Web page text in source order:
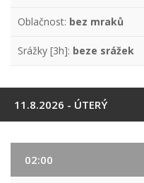
Oblačnost: bez mraků
Srážky [3h]: beze srážek
11.8.2026 - ÚTERÝ
02:00